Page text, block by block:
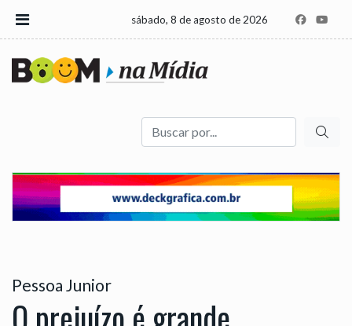
sábado, 8 de agosto de 2026
Buscar
Pessoa Junior